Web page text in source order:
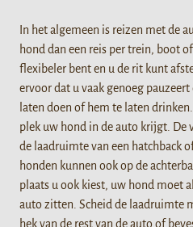
In het algemeen is reizen met de
hond dan een reis per trein, boot
flexibeler bent en u de rit kunt
ervoor dat u vaak genoeg
laten doen of hem te laten
plek uw hond in de auto krijgt. De
de laadruimte van een hatchback
honden kunnen ook op de
plaats u ook kiest, uw hond moet
auto zitten. Scheid de laadruimte
hek van de rest van de auto of